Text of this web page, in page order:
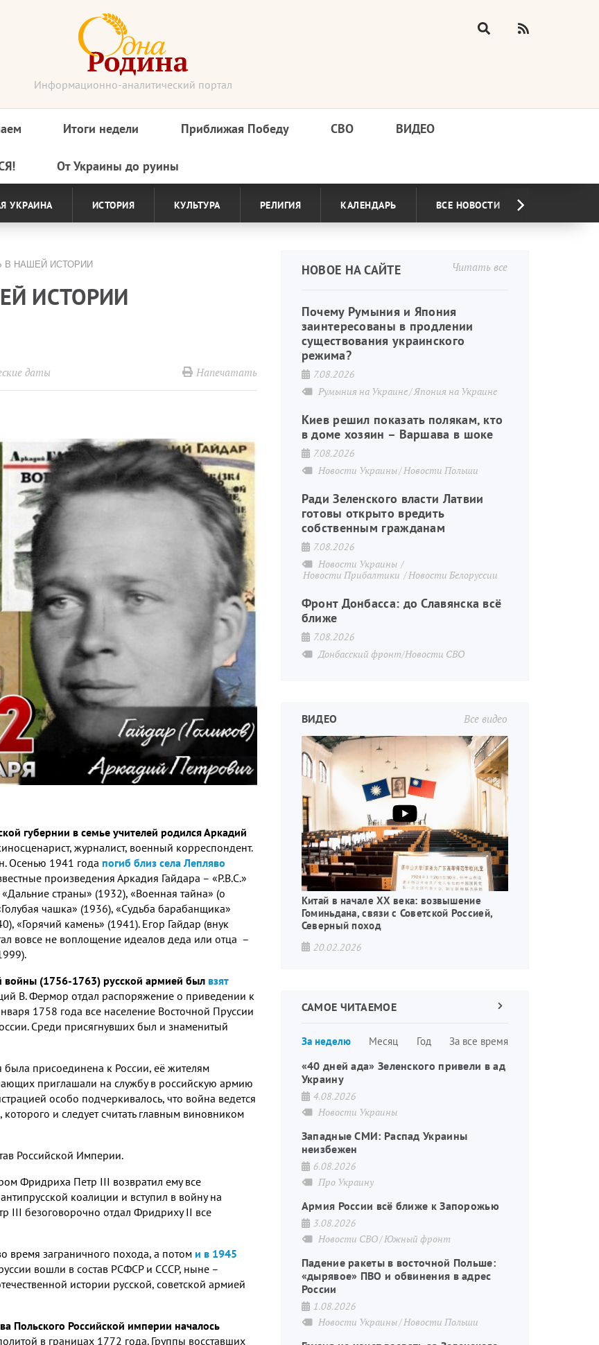
Информационно-аналитический портал
Итоги недели Приближая Победу СВО ВИДЕО
От Украины до руины
УКРАИНА ИСТОРИЯ КУЛЬТУРА РЕЛИГИЯ КАЛЕНДАРЬ ВСЕ НОВОСТИ
В НАШЕЙ ИСТОРИИ
ИСТОРИИ
даты Напечатать
губернии в семье учителей родился Аркадий
журналист, военный корреспондент.
Осенью 1941 года погиб близ села Лепляво
произведения Аркадия Гайдара – «P.B.C.»
страны» (1932), «Военная тайна» (о
чашка» (1936), «Судьба барабанщика»
«Горячий камень» (1941). Егор Гайдар (внук
вовсе не воплощение идеалов деда или отца –
войны (1756-1763) русской армией был взят
В. Фермор отдал распоряжение о приведении к
1758 года все население Восточной Пруссии
Среди присягнувших был и знаменитый
присоединена к России, её жителям
приглашали на службу в российскую армию
особо подчеркивалось, что война ведется
и следует считать главным виновником
Российской Империи.
Фридриха Петр III возвратил ему все
коалиции и вступил в войну на
III безоговорочно отдал Фридриху II все
время заграничного похода, а потом и в 1945
вошли в состав РСФСР и СССР, ныне –
истории русской, советской армией
Польского Российской империи началось
в границах 1772 года. Группы восставших
Читать все
НОВОЕ НА САЙТЕ
Почему Румыния и Япония
заинтересованы в продлении
существования украинского
режима?
7.08.2026
Румыния на Украине Япония на Украине
Киев решил показать полякам, кто
в доме хозяин – Варшава в шоке
7.08.2026
Новости Украины Новости Польши
Ради Зеленского власти Латвии
готовы открыто вредить
собственным гражданам
7.08.2026
Новости Украины
Новости Прибалтики
Новости Белоруссии
Фронт Донбасса: до Славянска всё
ближе
7.08.2026
Донбасский фронт/Новости СВО
Все видео
ВИДЕО
Китай в начале XX века: возвышение
Гоминьдана, связи с Советской Россией,
Северный поход
20.02.2026
САМОЕ ЧИТАЕМОЕ
За неделю Месяц Год За все времястраниц
Следующая
«40 дней ада» Зеленского привели в ад
Украину
4.08.2026
Новости Украины
Западные СМИ: Распад Украины
неизбежен
6.08.2026
Про Украину
Армия России всё ближе к Запорожью
3.08.2026
Новости СВО Южный фронт
Падение ракеты в восточной Польше:
«дырявое» ПВО и обвинения в адрес
России
1.08.2026
Новости Украины Новости Польши